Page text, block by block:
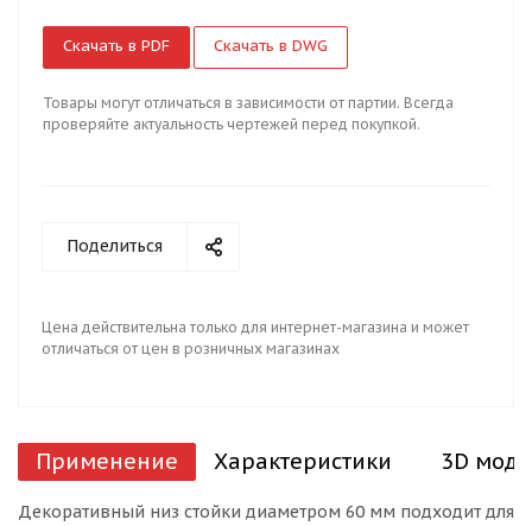
Скачать в PDF Скачать в DWG
Товары могут отличаться в зависимости от партии. Всегда
проверяйте актуальность чертежей перед покупкой.
Поделиться
Цена действительна только для интернет-магазина и может
отличаться от цен в розничных магазинах
Применение Характеристики 3D
Декоративный низ стойки диаметром 60 мм подходит для